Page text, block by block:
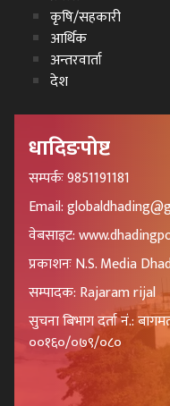
कृषि/सहकारी
आर्थिक
अन्तरवार्ता
देश
धादिङपोष्ट
सम्पर्कः 9851191181
Email:
वेबसाइट:
प्रकाशनः N.S. Media
सम्पादक: Rajaram rijal
सुचना बिभाग दर्ता नं.:
००१६०/०७९/०८०